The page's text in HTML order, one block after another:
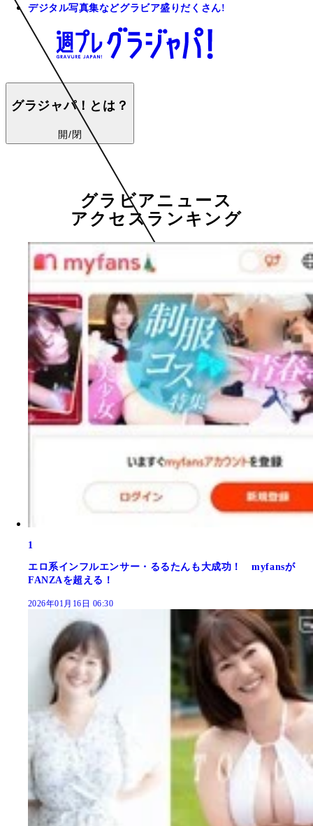
デジタル写真集などグラビア盛りだくさん!
グラジャパ！とは？
開/閉
グラビアニュース
アクセスランキング
1
エロ系インフルエンサー・るるたんも大成功！ myfansが
FANZAを超える！
2026年01月16日 06:30